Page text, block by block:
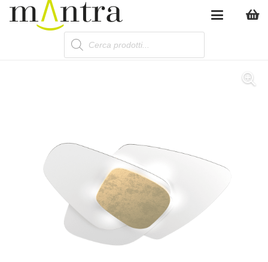
Products
search